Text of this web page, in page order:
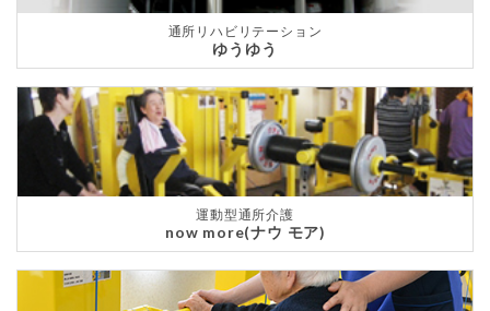
通所リハビリテーション
ゆうゆう
運動型通所介護
now more(ナウ モア)